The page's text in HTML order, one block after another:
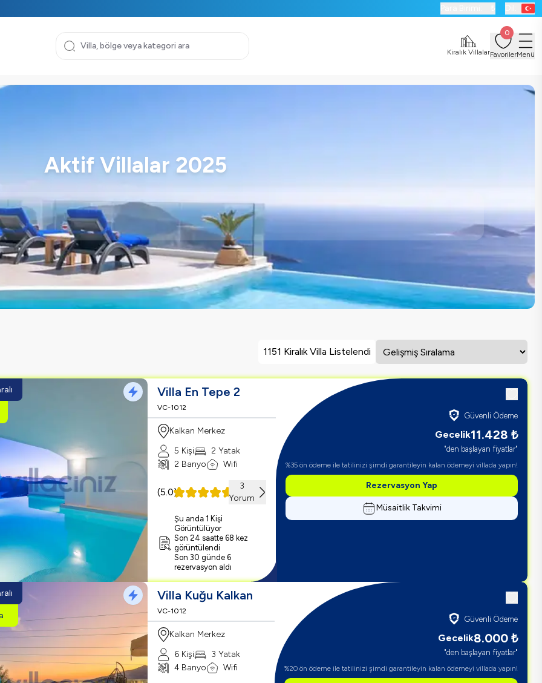
Kiralık Villalar
0
FavorilerMenü
Aktif Villalar 2025
1151 Kiralık Villa Listelendi
Villa En Tepe 2
VC-1012
Kalkan Merkez
5 Kişi
2 Yatak
2 Banyo
Wifi
(5.0)
3
Yorum
Şu anda 1 Kişi
Görüntülüyor
Son 24 saatte 68 kez
görüntülendi
Son 30 günde 6
rezervasyon aldı
Güvenli Ödeme
Gecelik11.428 ₺
"den başlayan fiyatlar"
%35 ön ödeme ile tatilinizi şimdi garantileyin kalan ödemeyi villada yapın!
Rezervasyon Yap
Müsaitlik Takvimi
Villa Kuğu Kalkan
VC-1012
Kalkan Merkez
6 Kişi
3 Yatak
4 Banyo
Wifi
Güvenli Ödeme
Gecelik8.000 ₺
"den başlayan fiyatlar"
%20 ön ödeme ile tatilinizi şimdi garantileyin kalan ödemeyi villada yapın!